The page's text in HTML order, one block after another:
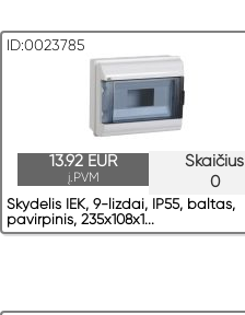
ID:0023785
Skaičius
0
13.92 EUR
į.PVM
Skydelis IEK, 9-lizdai, IP55, baltas,
pavirрinis, 235x108x1...